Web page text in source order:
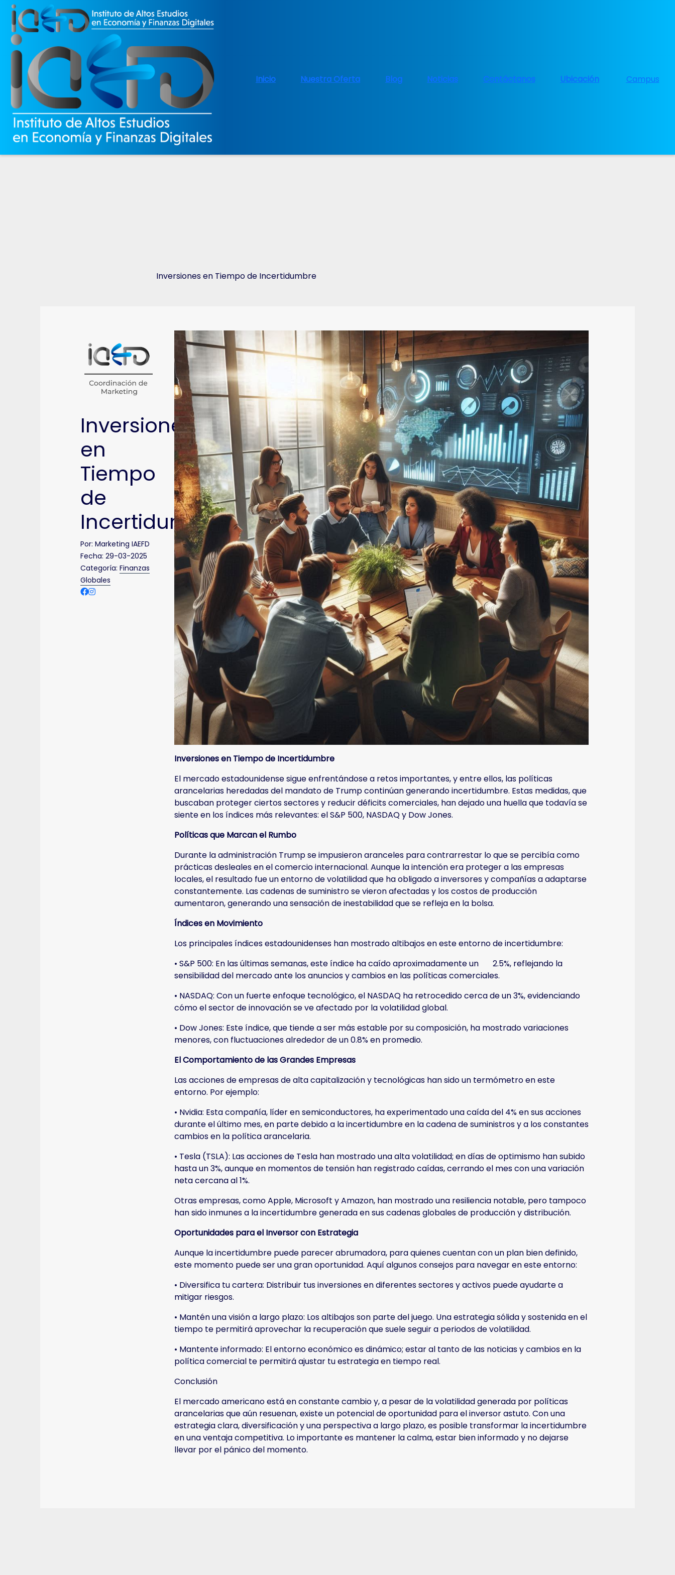
Inicio Nuestra Oferta Blog Noticias Contáctanos Ubicación Campus
Inversiones en Tiempo de Incertidumbre
Inversiones
en
Tiempo
de
Incertidumbre
Por: Marketing IAEFD
Fecha: 29-03-2025
Categoría: Finanzas
Globales
Inversiones en Tiempo de Incertidumbre
El mercado estadounidense sigue enfrentándose a retos importantes, y entre ellos, las políticas
arancelarias heredadas del mandato de Trump continúan generando incertidumbre. Estas medidas, que
buscaban proteger ciertos sectores y reducir déficits comerciales, han dejado una huella que todavía se
siente en los índices más relevantes: el S&P 500, NASDAQ y Dow Jones.
Políticas que Marcan el Rumbo
Durante la administración Trump se impusieron aranceles para contrarrestar lo que se percibía como
prácticas desleales en el comercio internacional. Aunque la intención era proteger a las empresas
locales, el resultado fue un entorno de volatilidad que ha obligado a inversores y compañías a adaptarse
constantemente. Las cadenas de suministro se vieron afectadas y los costos de producción
aumentaron, generando una sensación de inestabilidad que se refleja en la bolsa.
Índices en Movimiento
Los principales índices estadounidenses han mostrado altibajos en este entorno de incertidumbre:
• S&P 500: En las últimas semanas, este índice ha caído aproximadamente un 2.5%, reflejando la
sensibilidad del mercado ante los anuncios y cambios en las políticas comerciales.
• NASDAQ: Con un fuerte enfoque tecnológico, el NASDAQ ha retrocedido cerca de un 3%, evidenciando
cómo el sector de innovación se ve afectado por la volatilidad global.
• Dow Jones: Este índice, que tiende a ser más estable por su composición, ha mostrado variaciones
menores, con fluctuaciones alrededor de un 0.8% en promedio.
El Comportamiento de las Grandes Empresas
Las acciones de empresas de alta capitalización y tecnológicas han sido un termómetro en este
entorno. Por ejemplo:
• Nvidia: Esta compañía, líder en semiconductores, ha experimentado una caída del 4% en sus acciones
durante el último mes, en parte debido a la incertidumbre en la cadena de suministros y a los constantes
cambios en la política arancelaria.
• Tesla (TSLA): Las acciones de Tesla han mostrado una alta volatilidad; en días de optimismo han subido
hasta un 3%, aunque en momentos de tensión han registrado caídas, cerrando el mes con una variación
neta cercana al 1%.
Otras empresas, como Apple, Microsoft y Amazon, han mostrado una resiliencia notable, pero tampoco
han sido inmunes a la incertidumbre generada en sus cadenas globales de producción y distribución.
Oportunidades para el Inversor con Estrategia
Aunque la incertidumbre puede parecer abrumadora, para quienes cuentan con un plan bien definido,
este momento puede ser una gran oportunidad. Aquí algunos consejos para navegar en este entorno:
• Diversifica tu cartera: Distribuir tus inversiones en diferentes sectores y activos puede ayudarte a
mitigar riesgos.
• Mantén una visión a largo plazo: Los altibajos son parte del juego. Una estrategia sólida y sostenida en el
tiempo te permitirá aprovechar la recuperación que suele seguir a periodos de volatilidad.
• Mantente informado: El entorno económico es dinámico; estar al tanto de las noticias y cambios en la
política comercial te permitirá ajustar tu estrategia en tiempo real.
Conclusión
El mercado americano está en constante cambio y, a pesar de la volatilidad generada por políticas
arancelarias que aún resuenan, existe un potencial de oportunidad para el inversor astuto. Con una
estrategia clara, diversificación y una perspectiva a largo plazo, es posible transformar la incertidumbre
en una ventaja competitiva. Lo importante es mantener la calma, estar bien informado y no dejarse
llevar por el pánico del momento.